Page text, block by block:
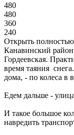
480
480
360
240
Открыть полностью
Канавинский
Гордеевская.
время таяния
дома, - по колеса в
Едем дальше -
И такое большое
навредить